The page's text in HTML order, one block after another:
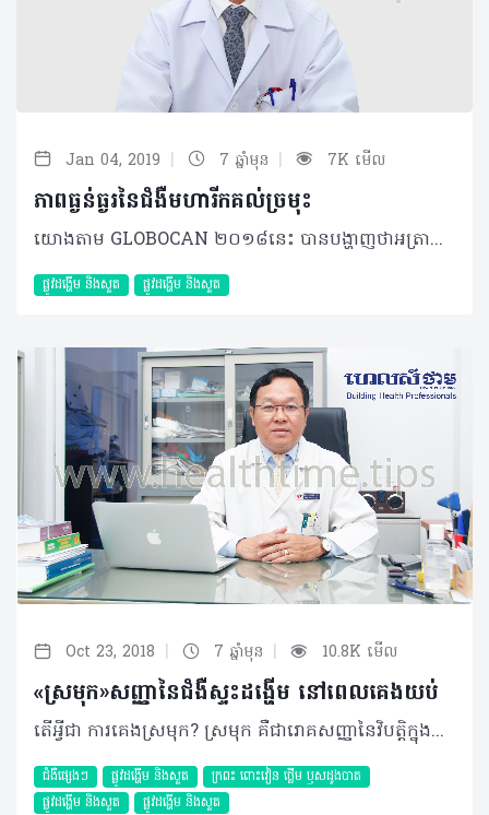
Jan 04, 2019 | 7 ឆ្នាំមុន | 7K មើល
ភាពធ្ងន់ធ្ងរនៃជំងឺមហារីកគល់ច្រមុះ
យោងតាម GLOBOCAN ២០១៨នេះ បានបង្ហាញថាអត្រានៃការកើតជំងឺមហារីកនៅទ្វីបអាស៊ីមានរហូតដល់ ៨៤.៦% ដែលជាអត្រាមួយច្រើនជាងគេ បើប្រៀបធៀបនឹងបណ្តាទ្វីបដទៃទៀតនៅលើសកលលោក។ ចំណែកនៅប្រទេសកម្ពុជាវិញ ដោយហេតុថា មិនទាន់មានការសិក្សាណាមួយអំពីជំងឺនេះ ដូច្នេះទិន្នន័យពិតប្រាកដទូទាំងប្រទេសក៏មិនទាន់មានដែរ។ប៉ុន្តែបើយោងតាមទិន្នន័យបានពីមន្ទីរពេទ្យមិត្តភាព​ខ្មែរ-សូវៀត ក្នុងរយៈពេល២ឆ្នាំចុងក្រោយនេះ (២០១៦- ២០១៧) បានបង្ហាញថា ជំងឺមហារីកគល់ច្រមុះបានជាប់ចំណាត់ថ្នាក់លេខ១ ក្នុងចំណោមជំងឺមហារីក​ ត្រចៀក ច្រមុះ បំពង់ក និងជាប់ចំណាត់ថ្នាក់លេខ៧ ក្នុងផ្នែកជំងឺមហារីក។ ជំងឺមហារីកគល់ច្រមុះ ឬភាសាបច្ចេកទេសហៅ ថា Nasopharyngeal Cancer គឺជាប្រភេទជំងឺមហារីកដែលជាទូទៅ វាចាប់ផ្តើមកើតមាននៅទីតាំងក្រោយរន្ធច្រមុះ ខាងលើបំពង់ក និងនៅជាប់បាតខួរក្បាល បន្ទាប់មកវាអាចរីករាលដាល ទៅផ្នែកផ្សេងៗនៃរាងកាយ។ យើងសង្កេតឃើញថាជំងឺមហារីកគល់ច្រមុះមានច្រើនប្រភេទណាស់ប៉ុន្តែបើយោងតាមអង្គការសុខភាពពិភពលោកឆ្នាំ ២០០៣ បានបែងចែកជំងឺនេះជា ៣ ប្រភេទធំៗ ដោយក្នុងនោះមានតែ២ប្រភេទប៉ុណ្ណោះ ដែលជួបប្រទះច្រើនជាងគេនៅលើពិភពលោក គឺប្រភេទទី២ និងទី៣ ហើយប្រភេទទី៣នេះត្រូវបានគេឲ្យ ឈ្មោះថា Undifferentiated Carcinoma Nasopharyngeal Tumor (UCNT)។ មូលហេតុ និងកត្តាប្រឈម ទោះបីជំងឺមហារីកគល់ច្រមុះគ្មានមូលហេតុច្បាស់លាស់យ៉ាងណាក៏ដោយ ប៉ុន្តែវាមានកត្តាប្រឈមចម្បងផ្សេងទៀត ដែលរួមមាន៖ • ការបង្ករោគដោយវីរុសមួយប្រភេទឈ្មោះថា Epstein-Barr Virus (EBV)៖ វីរុសប្រភេទនេះអាចមានលទ្ធភាពបង្កឲ្យកើតជាដុំសាច់ និងធ្វើឲ្យដុំសាច់វិវឌ្ឍក្លាយជាសាច់មហារីក ដែលភាគច្រើននៃការវិវឌ្ឍនេះនឹងក្លាយជាជំងឺមហារីកប្រភេទទី ២ ឬ៣តែម្តង • របបអាហារ៖ ការចូលចិត្តបរិភោគអាហារផ្អាប់ឬអាហារខ្លោច • ការជក់បារី៖ ការសិក្សាមួយកាលពីឆ្នាំ ២០១៣បានបង្ហាញថាអ្នកជក់បារីមានអត្រាប្រឈមខ្ពស់ ចំពោះការកើតជំងឺនេះរហូតដល់ ៦០% ច្រើនជាងអ្នកមិនជក់បារី • តំណពូជ៖ មានភាគរយតិចតួចកើតមានផងដែរ ចំពោះបុគ្គលដែលមានសមាជិកគ្រួសារធ្លាប់បានកើតជំងឺមហារីកនេះពីមុន។ រោគសញ្ញា និងយន្តការ រោគសញ្ញាតែងតែស្តែងចេញទៅតាមការវិវឌ្ឍរបស់ដុំសាច់ មានន័យថា ពេលទំហំដុំសាច់ក្នុងរន្ធច្រមុះតូច នោះរោគសញ្ញាមានតិចតួច ផ្ទុយមកវិញ ប្រសិនបើដុំសាច់រីកកាន់តែធំ នោះរោគសញ្ញា អាចមានកាន់តែច្រើន និងកាន់តែធ្ងន់ធ្ងរ ដូចជា៖ • រោគសញ្ញាទាក់ទងនឹងច្រមុះ៖ ការហូរឈាមច្រមុះ ដែលអាចហៀរចេញមកខាងក្រៅ ឬអាច ធ្លាក់ទៅផ្នែកខាងក្រោយតាមបំពង់កវិញ • រោគសញ្ញាទាក់ទងនឹងត្រចៀក៖ អាចបណ្តាលឲ្យមានការរលាកត្រចៀកកណ្តាល ឈឺត្រចៀកហ៊ឹងត្រចៀក ឬមានទឹករងៃក្នុងត្រចៀក • រោគសញ្ញាទាក់ទងនឹងសរសៃវិញ្ញាណ៖ រោគសញ្ញាទាំងនេះអាចកើតមាន ករណីដែលដុំសាច់ រីករាលដាលដល់បាតខួរក្បាល ហើយអាចស្តែងជា ការធ្លាក់ភ្នែកមួយចំហៀង ការទាញភ្នែកមួយ ចំហៀង ស្ពឹកមុខ ឈឺក្បាលខ្លាំងជាដើម។ ម៉្យាងវិញទៀត ប្រសិនបើដុំនេះវិវឌ្ឍលឿនទៅកាន់តំបន់ជិតៗ ជាពិសេសត្រង់ទីតាំងកូនកណ្តុរនៅក វាអាចនឹងបង្កឲ្យមានការឡើងកូនកណ្តុរនៅនឹងក ដែលអាចមានទំហំខុសៗគ្នាចាប់ពី ១សង់ទីម៉ែត្រឡើងទៅ។ អ្វីដែលគួរឲ្យព្រួយបារម្ភទៀតនោះគឺការវិវឌ្ឍនៃជំងឺដល់ដំណាក់កាលចុងក្រោយយ៉ាងលឿន ទៅកាន់តំបន់ឆ្ងាយៗដូចជា​ ឆ្អឹង សួត និងថ្លើម ហើយអ្នកជំងឺអាចនឹងមាន ជាអាការៈ ឈឺឆ្អឹងកងខ្នងខ្លាំង ចុកជើងខ្លាំង ឈឺតាមសរសៃប្រសាទ ចាក់មកជើង ដង្ហក់ ហត់ ក្អកមានឈាមឬឡើងលឿងជាដើម។ ការធ្វើរោគវិនិច្ឆ័យ ដើម្បីអាចសន្និដ្ឋានបានថាវាពិតជាជំងឺមហារីក គល់ច្រមុះមែននោះ គ្រូពេទ្យជំនាញត្រូវធ្វើតាមដំណាក់កាលដូចខាងក្រោម៖ • ពិនិត្យសញ្ញាគ្លីនិក (Clinical Examination) មានដូចជា ការស្ទាបរកមើលកូនកណ្តុរនៅ ក​ ការសាកសួរពីរោគសញ្ញា ប្រវត្តិនៃការរស់នៅ របបអាហារ និងប្រវត្តិគ្រួសារ។ បន្ទាប់មក ប្រសិនបើមានករណីសង្ស័យ ត្រូវបញ្ជូនអ្នកជំងឺ ឲ្យទៅជួបគ្រូពេទ្យឯកទេស ត្រចៀក ច្រមុះ បំពង់ក ដើម្បីបន្តការពិនិត្យឆ្លុះរកមើលសាច់ដុះនៅតំបន់កនោះតែម្តង។ • ការថតស្កែន ឬMRI ពីសំណាក់គ្រូពេទ្យ​ឯកទេសរូបភាពវេជ្ជសាស្រ្ត ដើម្បីផ្តល់ជាព័ត៌មាន​បញ្ជាក់ថា មានដុំសាច់ ឬមិនមាន ក្នុងករណី​ដែលគ្រូពេទ្យឯកទេស ត្រចៀក ច្រមុះ បំពង់កមិនអាចពិនិត្យបាន។ ករណីមានដុះសាច់ អ្នកជំងឺត្រូវ​បញ្ជូនមកជួបគ្រូពេទ្យឯកទេស ត្រចៀក ច្រមុះ បំពង់កម្តងទៀត ដើម្បីពិនិត្យឡើងវិញ និងច្រឹបសាច់នោះយកទៅវិភាគ។ ម៉្យាង​វិញទៀតការថតស្កែនក៏អាចវាយតម្លៃពីទំហំនៃការ​រីករាលដាល​ដុំសាច់ទៅដល់ឆ្អឹងក្បាលផងដែរ។ • ការវិភាគសាច់៖ សាច់ដែលបានច្រឹបហើយនឹងត្រូវបញ្ជូនបន្តទៅកាន់មន្ទីរពិសោធន៍វិភាគសាច់ដើម្បីសន្និដ្ឋានថាជាប្រភេទសាច់ស្លូត ឬសាច់​កាច។ ការត្រៀមខ្លួនរបស់អ្នកជំងឺមុនពេលធ្វើរោគវិនិច្ឆ័យ អ្នកជំងឺធម្មតាដែលគ្មានជំងឺប្រចាំកាយ គឺមិនចាំ បាច់មានជាការត្រៀមខ្លួនអ្វីច្រើននោះទេ។ លើកលែងតែ អ្នកជំងឺមានបញ្ហាតម្រងនោម ជំងឺទឹកនោមផ្អែម ទើបតម្រូវឲ្យធ្វើការពិនិត្យមុខងារតម្រងនោមជាមុនសិន ដោយហេតុថាការថតស្កែនអាច​ប៉ះពាល់ដល់តម្រងនោមតាមរយៈការចាក់បញ្ចូល​សារធាតុមួយប្រភេទ ដើម្បីឲ្យរូបភាពស្កែនកាន់តែ​ច្បាស់។ ចំណែកអ្នកជំងឺបេះដូង សរសៃឈាមដែលតែងប្រើប្រាស់ថ្នាំប្រឆាំងកំណកឈាម តម្រូវឲ្យបញ្ឈប់ការប្រើប្រាស់ថ្នាំនេះ ក្នុងរយៈពេល៧២ម៉ោងមុន និងក្រោយការច្រឹបដុំសាច់។ ការព្យាបាល បន្ទាប់ពីបានដឹងថា អ្នកជំងឺពិតជាមានជំងឺមហារីកមែនហើយ ក្រុមគ្រូពេទ្យឯកទេសនឹងធ្វើការវាយតម្លៃអំពីដំណាក់កាលនៃជំងឺជាមុន ទើបធ្វើការ​សម្រេចចិត្តជ្រើសរើសវិធីសាស្ត្រយកមកព្យាបាលដែលការព្យាបាលត្រូវបានចែកជា២ប្រភេទធំៗ គឺវិធីសាស្ត្របញ្ចាំងកាំរស្មី និងការប្រើថ្នាំគីមី៖ • ដំណាក់ទី១៖ ជាដំណាក់កាលដែលដុំសាច់​មានទំហំតូច ដូច្នេះ ការព្យាបាលគឺប្រើប្រាស់ការបាញ់កាំរស្មីតែម៉្យាងគត់ ប្រសិនបើមិនមានការចេញជាកូនកណ្តុរក។ ប៉ុន្តែប្រសិនបើក្នុងរយៈពេលតាមដានក្រោយការបញ្ចាំងកាំរស្មីអ្នកជំងឺមានលេចឡើងជាដុំសាច់នៅត្រង់កូនកណ្តុរកទៀតគ្រូពេទ្យអាចនឹងធ្វើការវះកាត់ដុំសាច់នោះចេញ។ • ដំណាក់ទី២ និង៣៖ ជាដំណាក់កាលដែលដុំសាច់មានទំហំធំជាងមុន បូករួមជាមួយការរាលដាលមកកូនកណ្តុរក នោះការព្យាបាលតម្រូវឲ្យមានការបញ្ចូលវិធីសាស្ត្រ ២ គឺមានទាំងការប្រើ​ប្រាស់ថ្នាំដើម្បីជួយបង្កើនប្រសិទ្ធភាពរបស់ការបាញ់កាំរស្មី និងការបញ្ចាំងកាំរស្មី ដើម្បីកម្ចាត់ចោលនូវដុំសាច់មហារីកនេះតែម្តង។ • ដំណាក់ទី៤៖ ជាដំណាក់ចុងក្រោយ ឬជាដំណាក់យឺតយ៉ាវ ដែលដុំសាច់អាចរាលដាល ចូលខួរក្បាល ឆ្អឹងខ្នង សួត និងថ្លើម។ ការព្យា បាលសម្រន់ការឈឺចាប់ ដោយការចាក់ថ្នាំគីមី ជាជម្រើសតែមួយគត់ដែលអាចប្រើប្រាស់ចំពោះអ្នកជំងឺ ដើម្បីជួយពន្យារអាយុជីវិត និងបង្កើនគុណ ភាពជីរិតរបស់អ្នកជំងឺបានខ្លះ។ ប៉ុន្តែ ប្រសិនបើអ្នកជំងឺអាចឆ្លើយតបនឹងការព្យាបាលបែបថ្នាំគីមីនេះបានល្អ ដោយដុំសាច់ប្រែជាតូចជាងមុន បាត់អស់កន្លែងរាលដាលនៅ ឆ្អឹងខ្នង សួត និងថ្លើម គ្រូពេទ្យជំនាញអាចនឹងពិភាក្សាក្នុងការបញ្ចាំងកាំរស្មី បំបាត់ដុំសាច់ត្រង់គល់ច្រមុះនោះឲ្យគាត់បន្តទៀត។ ផលរំខាននៃការព្យាបាល អ្នកជំងឺអាចនឹងទទួលបាននូវផលរំខានមួយចំនួន ទៅតាមប្រភេទនៃការព្យាបាល ប៉ុន្តែវាមិនបង្ក ផលប៉ះពាល់ដល់អាយុជីវិតអ្នកជំងឺទេ គ្រាន់តែរំខានដល់ការរស់នៅរបស់គាត់ប៉ុណ្ណោះ៖ • ការប្រើប្រាស់កាំរស្មី៖ អាចបង្កឲ្យមានការខូចខាតក្រពេញទឹកមាត់ (Parotid gland) ជាហេតុធ្វើឲ្យក្រពេញមិនអាចផលិតទឹកមាត់បាន ហើយអ្នកជំងឺមានសភាពស្ងួតមាត់ខ្លាំង។ ក្រៅពីនេះ អ្នកជំងឺអាចមានការរលាកមាត់ ឈឺមាត់ ពិបាកទទួលទានអាហារ ការរលាកស្បែកខាងក្រៅត្រង់តំបន់ក នៅអំឡុងពេលព្យាបាលផងដែរ។ ប៉ុន្តែអាការៈនេះនឹងបាត់ទៅវិញទាំងស្រុង ឬ៥០%បន្ទាប់ពីបញ្ចប់ការព្យាបាល។ • ការប្រើប្រាស់ថ្នាំគីមី៖ អាចបណ្តាលឲ្យមានការក្អួត ចង្អោរ និងចំនួនគ្រាប់ឈាមថយចុះជាដើម។ ការត្រៀមខ្លួនរបស់អ្នកជំងឺ គ្រប់ដំណាក់កាល ទាំងមុនពេល អំឡុងពេល និងក្រោយពេលព្យាបាល អ្នកជំងឺត្រូវសហការជា មួយគ្រូពេទ្យនិងធ្វើការត្រៀមខ្លួនជាស្រេចដូចជា៖ • តមអាហារហឹរ ជូរខ្លាំង ក្តៅខ្លាំង និងចៀសវាងការប៉ះផ្ទាល់នឹងកម្តៅថ្ងៃ • បរិភោគអាហារដែលផ្តល់សុខភាពល្អ មានបន្លែ ផ្លែឈើ ត្រី សាច់ ស៊ុត ជាពិសេសពិសា ទឹកឲ្យបានច្រើន • អាចប្រើប្រាស់ទឹកខ្ពុរមាត់ដែលមានសូដ្យូមប៊ីកាបូណាត ដើម្បីកាត់បន្ថយមេរោគក្នុងមាត់ចំពោះអ្នកជំងឺមានបញ្ហារលាកមាត់ • លាបក្រែមប្រឆាំងការរលាកនៅតំបន់ដែល រលាកខ្លាំង។ គួរបញ្ជាក់ថា ការព្យាបាលជំងឺនេះមិនតម្រូវឲ្យមានការសម្រាកព្យាបាលនៅមន្ទីរពេទ្យឡើយ អ្នកជំងឺអាចត្រឡប់ទៅផ្ទះវិញបាន ព្រមទាំងអាចប្រកបរបរទទួលទានបានធម្មតា លើកលែងតែការប៉ះ កម្តៅថ្ងៃ។ ផលវិបាកនៃភាពយឺតយាវ ករណីអ្នកជំងឺមិនបានរួសរាន់មកទទួលការព្យាបាលឲ្យបានទាន់ពេលវេលា នោះអ្នកជំងឺអាចនឹងប្រឈមមុខនឹងការរីករាលដាលដុំសាច់ ទៅកាន់តំបន់សំខាន់ផ្សេងទៀត នៃរាងកាយមានដូចជា ឆ្អឹង សួតនិងថ្លើម ដែលបង្កឲ្យអ្នកជំងឺមានអាការៈកាន់តែ ធ្ងន់ធ្ងរ ជាពិសេសអាចនឹងបាត់បង់អាយុ ជីវិតទៀតផង។ វិធីសាស្រ្តការពារ នៅពេលបានដឹងអំពីកត្តាប្រឈម និងមូលហេតុ ដែលបង្កឲ្យមានជំងឺនេះហើយ យើងអាចកាត់បន្ថយអត្រានៃការកើតជំងឺនេះបានខ្លះតាមរយៈ វិធីសាស្ត្រការពារខ្លួន ដូចខាងក្រោម៖ • រក្សាអនាម័យក្នុងការរស់នៅ ដើម្បីកុំឲ្យឆ្លងមេរោគពីបរិយាកាស ក៏ដូចជាពីអ្នកដទៃ • បរិភោគតែអាហារផ្តល់សុខភាពល្អ និងចៀសវាងការបរិភោគអាហារផ្អាប់ អាហារខ្លោច ស្រា បារី ជាដើម។ ការសិក្សារបស់ប្រទេសហុងកុង រយៈពេល ២៥ ឆ្នាំ ១៩៨៤-២០០៩ បានបង្ហាញថា អត្រាជំងឺមានការថយចុះរហូតដល់ ៥០% ដោយ គ្រាន់តែបញ្ឈប់ការញ៉ាំអាហារផ្អាប់ និងខ្លោច • ធ្វើលំហាត់ប្រាណឲ្យបានទៀងទាត់។ ប្រសិនបើមានរោគសញ្ញាដូចរៀបរាប់ខាងលើ សូមអញ្ជើញទៅជួបគ្រូពេទ្យឯកទេសជាបន្ទាន់ ដើម្បីទទួលបានការព្យាបាលទាន់ពេលវេលា មានប្រសិទ្ធភាព ចំណាយថវិកាតិច និងចំណេញពេលវេលា។ ម៉្យាងទៀត សូមបញ្ឈប់ការបរិភោគអាហារផ្អាប់ និងខ្លោច ឲ្យបានកាន់តែច្រើនកាន់ តែប្រសើរ។ បកស្រាយដោយ៖ វេជ្ជបណ្ឌិត រិទ្ធ សុភារិន ឯកទេសជំងឺមហារីក និងព្យាបាលដោយកាំរស្មី នៃមន្ទីរពេទ្យមិត្តភាពខ្មែរ-សូវៀត ©2019 រក្សាសិទ្ធិគ្រប់យ៉ាង​ដោយ Healthtime Corporation ចំពោះគ្រប់អត្ថបទដោយគ្មានផ្នែកណាមួយត្រូវបោះពុម្ពផ្សាយចូល ប្រព័ន្ធអ៊ីនធឺណែតឧបករណ៍អេឡិចត្រូនិកអាត់ជាសំឡេងឬថតចំលងគ្រប់រូបភាពដោយគ្មានការអនុញ្ញាតឡើយ
ផ្លូវដង្ហើម និងសួត ផ្លូវដង្ហើម និងសួត
Oct 23, 2018 | 7 ឆ្នាំមុន | 10.8K មើល
«ស្រមុក»សញ្ញានៃជំងឺស្ទះដង្ហើម នៅពេលគេងយប់
តើអ្វីជា ការគេងស្រមុក? ស្រមុក គឺជារោគសញ្ញានៃវិបត្តិក្នុងការដកដង្ហើម មានន័យថាវាជាសញ្ញាមួយនៃជំងឺដែលឆ្លុះបញ្ចាំងពីការដកដង្ហើមចូលសួតមានការរំខានដោយការត្បៀតនៃផ្លូវដង្ហើម។​ ការត្បៀតនេះអាចមាននៅក្នុងច្រមុះ ឬ​បំពង់ក ដោយសារមានការរីកសាច់ ឬមានដុះសាច់ច្រមុះ បំពង់ក ឬការមិនផ្តល់សញ្ញាពីខួរក្បាល ដែលធ្វើឲ្យខ្យល់អុកស៊ីសែនចូលក្នុងសួតមិនបានគ្រប់គ្រាន់និងខ្យល់ដែលឆ្លងកាត់ផ្លូវតូចចង្អៀត បង្កជាការលាន់ស្រមុក។ សញ្ញានៃការស្រមុកនេះ អាចឈានដល់ជំងឺមួយហៅថា ស្ទះដង្ហើម​នៅពេលគេងយប់ ឬObstructive Sleep Apnea។ តាមការសិក្សាមួយចំនួនបាន រកឃើញថា ស្រមុកអាចជារោគសញ្ញា ដែលមានលក្ខណៈតពូជ ដែលវាអាចឆ្លងពីជំនាន់ មួយទៅជំនាន់មួយទៀត តាមរយៈហ្សែន រួមជាមួយកត្តាខាងក្រៅដូចជា ចំណីអាហារ បរិស្ថាន ពិសេសរូបរាង។ មូលហេតុ កត្តាដែលបង្កឲ្យមានការគេងស្រមុកមានច្រើន រួមមាន៖ • ទម្រង់រូបរាងមាត់ ៖ ទម្រង់មាត់ខុសពីធម្មតាដូចជាចង្កាខើចខ្លី ឬករួញ ឬអ្នកធាត់អាចធ្វើឲ្យសាច់នៅក្នុងបំពង់ក ឬមាត់មានការរីកធំ ហើយនៅពេលគេង ធ្វើឲ្យសាច់នោះទៅបិទនៅផ្លូវដង្ហើមបង្កឲ្យរន្ធនៅផ្លូវដង្ហើមស្ទះបណ្តាលឲ្យគេងស្រមុក។ • អ្នកទទួលទានស្រាច្រើន ៖ កាលណាផឹកនូវជាតិអាល់កុល ឬស្រាច្រើន បង្កឲ្យសាច់ដុំនៅត្រង់ បំពង់ក និងមាត់ទន់ ជាហេតុនាំឲ្យសាច់នោះអាចទៅបិទផ្លូវដង្ហើម។ • បញ្ហាច្រមុះមាត់ ៖ ករណីមានដុះសាច់ច្រមុះ ឬបំពង់ក កាលណាវាវិវឌ្ឍកាន់តែធំទៅៗ វានឹង សង្កត់រន្ធច្រមុះ ធ្វើឲ្យពិបាកក្នុងការដកដង្ហើម ហើយបង្កឲ្យមានសំឡេងស្រមុកឡើង។ • គេងមិនបានគ្រប់គ្រាន់ ៖ កាលណាគេងមិនបានគ្រប់គ្រាន់ធ្វើឲ្យសាច់ដែលស្ថិតនៅត្រង់បំពង់កមានលក្ខណៈទន់ ឬយឺត និងបង្កការរំខានដល់ផ្លូវដង្ហើម។ • ទម្រង់នៃការគេង ៖ ចំពោះអ្នកធាត់ កាលណាគេងផ្ងារធ្វើឲ្យសាច់ធ្លាក់ទៅបិទផ្លូវដង្ហើម បង្កជាសំឡេងស្រមុក។ ការធ្វើរោគវិនិច្ឆ័យ • ការសាកសួរប្រវត្តិអ្នកជំងឺ មើលលើទម្រង់រូបរាង ជំងឺប្រចាំកាយ ដូចជា ទឹកនោមផ្អែម ខ្សោយបេះដូង វិបត្តិចង្វាក់បេះដូង លើសសម្ពាធឈាម។ • ការធ្វើតេស្តភាពរងៀម ឬចេះតែងងុយគេង ពេលថ្ងៃ ឆាប់មួម៉ៅ ខឹង ថប់ទ្រូង ឈឺក្បាល ពេលព្រឹក បត់ជើងតូចច្រើនពេលយប់ គេងមិន ស្កប់ស្កល់ និងឡើងទម្ងន់។ • ការធ្វើតេស្តម៉្យាងហៅថា Polygraphy៖ ឃើញ Apnea Hypopnea Index (AHI)> ៥ដងក្នុងមួយម៉ោង នោះរោគវិនិច្ឆ័យជាជំងឺស្ទះដង្ហើមនៅពេលគេង។ ការព្យាបាល ជាទូទៅ ការព្យាបាលបញ្ហាស្រមុកដែលបង្កឲ្យមានការស្ទះដង្ហើមនៅពេលគេងយប់ អាស្រ័យទៅតាមប្រភេទនៃការស្ទះ រួមមាន៖ • Central Sleep Apnea ៖ ជាការស្ទះដង្ហើម​នៅពេលគេងមានមណ្ឌលនៅខួរក្បាល មានន័យ​ថាការបញ្ជារបស់ខួរក្បាលលើផ្លូវដង្ហើមលែង​ដំណើរការជាហេតុនាំឲ្យចង្វាក់នៃការដកដង្ហើមត្រូវបានបាត់។ • Obstructive Sleep Apnea ៖ ជាការ ស្ទះនៅបំពង់ក ដែលវាអាចមានមូលហេតុច្រើន ដូចបានរៀបរាប់ខាងលើ។ ដូចនេះ ប្រសិនបើស្ទះផ្លូវដង្ហើមនៅបំពង់ក ដោយមានសាច់ដុះ គ្រូពេទ្យនឹងអាចណែនាំឲ្យធ្វើការ កាត់សាច់នោះចេញ ឬធ្វើការពិចារណាលើការ ប្រើប្រាស់ម៉ាស៊ីនហៅថា CPAP ពាក់នៅពេល គេងយប់ និងវះកាត់ប្តូរទម្រង់ ប្រសិនបើអ្នកជំងឺមានសញ្ញាស្រមុកបង្កឲ្យស្ទះដង្ហើមដោយសារចង្កាខើចខ្លីជាដើម។ ផលវិបាក គួរបញ្ជាក់ថា អ្នកជំងឺនឹងអាចមានគ្រោះថ្នាក់ដល់អាយុជីវិតដោយសារវិបត្តិចង្វាក់បេះដូង ខូចសាច់ដុំបេះដូង និងការដាច់សរសៃឈាមខួរក្បាល (Stroke) បើអាការៈស្រមុករបស់គាត់មានការស្ទះដង្ហើមនៅពេលគេងយប់ ហើយមិនបានទទួលការព្យាបាលជាមួយវេជ្ជបណ្ឌិតឯកទេសឲ្យបានទាន់ពេលវេលា។ ក្រៅពីនេះ ការស្ទះដង្ហើមនៅពេលគេងយប់ អាចប៉ះពាលសកម្មភាពប្រចាំថ្ងៃ ដូចជា៖ • គ្រោះថ្នាក់ចរាចរណ៍ • កាន់តែលើសទម្ងន់ • ប្រឈមការកើតជំងឺទឹកនោមផ្អែម ឬបន្ថយប្រសិទ្ធភាពព្យាបាល បើគាត់មានជំងឺទឹកនោមផ្អែមស្រាប់ • ងាយប្រឈមនឹងការឡើងសម្ពាធឈាម​ ឬបន្ថយប្រសិទ្ធភាពព្យាបាលបើគាត់មានជំងឺលើសឈាម • មានវិបត្តិផ្លូវចិត្ត បាក់ទឹកចិត្ត • ឡើងខ្លាញ់ និងវិបត្តិមេតាបូលិក ជាដើម។ ការការពារ • កាត់បន្ថយការទទួលទានគ្រឿងស្រវឹង • ចៀសវាងការប្រើប្រាស់ថ្នាំងងុយគេងច្រើន • ប្តូររបៀបរបបក្នុងការរស់នៅ ដើម្បីបន្ថយទម្ងន់ • ប្រើប្រាស់ឧបករណ៍ជំនួយនៅពេលគេង (CPAP) • ធ្វើការវះកាត់សាច់ដែលសល់នៅក្នុងមាត់។ ស្រមុក ជាសញ្ញាអាសន្នដែលអាចវិវឌ្ឍទៅរកការមានជំងឺស្ទះដង្ហើមនៅពេលគេងយប់ និងជាមូលហេតុនៃជំងឺធ្ងន់ធ្ងរជាច្រើនដែលគ្រប់គ្នាត្រូវប្រុងប្រយ័ត្ន។ ដូច្នេះ ប្រសិនមានសញ្ញាសង្ស័យគួរធ្វើការណាត់ជួបគ្រូពេទ្យ ដើម្បីធ្វើតេស្តស្រមុក រកបញ្ហានៃការស្ទះដង្ហើមពេលគេងយប់ និងធ្វើការព្យាបាលឲ្យបានទាន់ពេលវេលា។ បកស្រាយដោយ​ ៖ សាស្ត្រាចារ្យ មហាបរិញ្ញា វ៉ាន់ មិច ឯកទេសវេជ្ជសាស្ត្រទូទៅ និងជំងឺសួត នៃមន្ទីរពេទ្យមិត្តភាពខ្មែរ-សូវៀត និងជាប្រធានសមាគមគ្រូពេទ្យសួត កម្ពុជា ©2018 រក្សាសិទ្ធិគ្រប់យ៉ាង​ដោយ Healthtime Corporation ចំពោះគ្រប់អត្ថបទដោយគ្មានផ្នែកណាមួយត្រូវបោះពុម្ពផ្សាយចូលប្រព័ន្ធអ៊ីនធឺណែត ឧបករណ៍អេឡិចត្រូនិក អាត់ជាសំឡេង ឬថតចំលងគ្រប់រូបភាពដោយគ្មានការអនុញ្ញាតឡើយ
ជំងឺផ្សេងៗ ផ្លូវដង្ហើម និងសួត
ក្រពះ​ ពោះវៀន​ ថ្លើម ឫសដូងបាត
ផ្លូវដង្ហើម និងសួត
ផ្លូវដង្ហើម និងសួត